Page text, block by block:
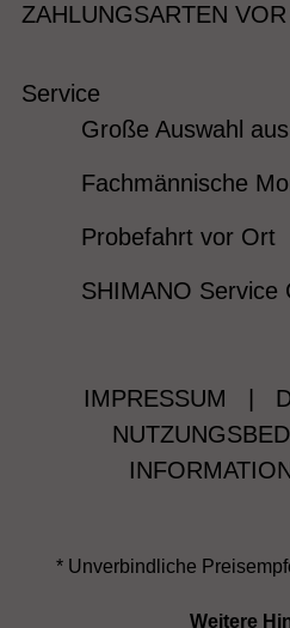
ZAHLUNGSARTEN
Service
Große Auswahl
Fachmännische
Probefahrt vor Ort
SHIMANO Service
IMPRESSUM
* Unverbindliche
Weitere